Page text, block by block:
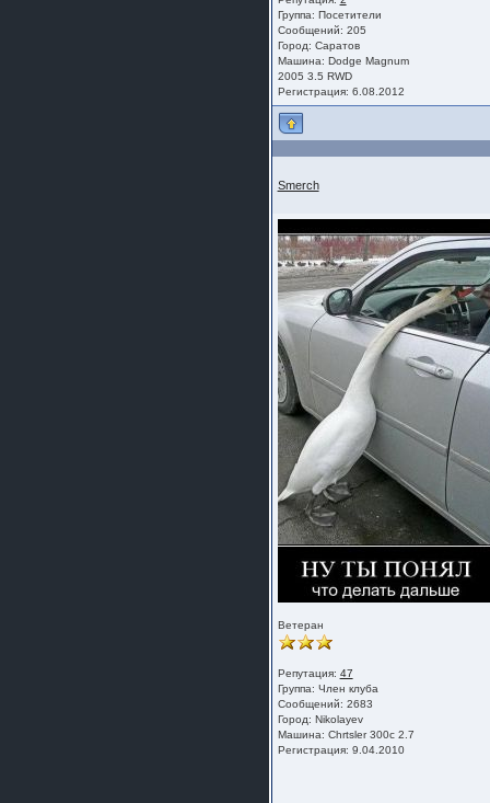
Группа: Посетители
Сообщений: 205
Город: Саратов
Машина: Dodge Magnum
2005 3.5 RWD
Регистрация: 6.08.2012
Smerch
Ветеран
Репутация: 47
Группа: Член клуба
Сообщений: 2683
Город: Nikolayev
Машина: Chrtsler 300c 2.7
Регистрация: 9.04.2010